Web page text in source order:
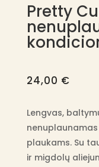
Pretty
24,00 €
Lengvas,
plaukams. Su
ir migdolų